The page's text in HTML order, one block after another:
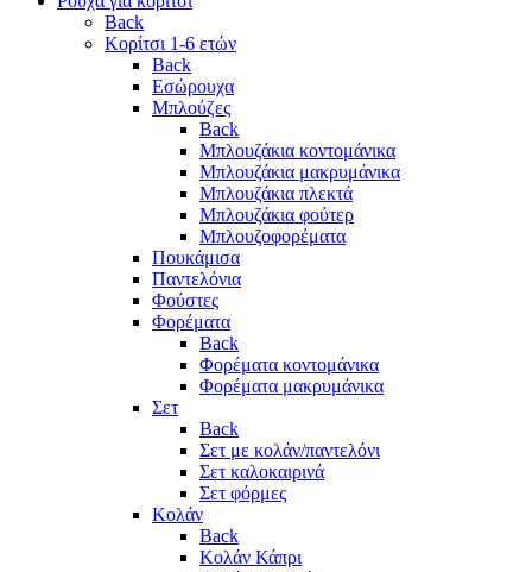
Back
Κορίτσι 1-6 ετών
Back
Εσώρουχα
Μπλούζες
Back
Μπλουζάκια κοντομάνικα
Μπλουζάκια μακρυμάνικα
Μπλουζάκια πλεκτά
Μπλουζάκια φούτερ
Μπλουζοφορέματα
Πουκάμισα
Παντελόνια
Φούστες
Φορέματα
Back
Φορέματα κοντομάνικα
Φορέματα μακρυμάνικα
Σετ
Back
Σετ με κολάν/παντελόνι
Σετ καλοκαιρινά
Σετ φόρμες
Κολάν
Back
Κολάν Κάπρι